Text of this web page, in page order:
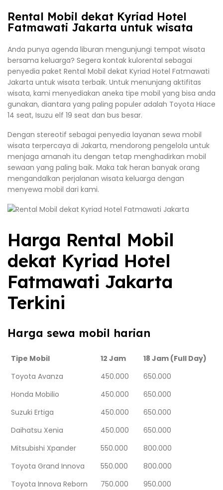
Rental Mobil dekat Kyriad Hotel
Fatmawati Jakarta untuk wisata
Anda punya agenda liburan mengunjungi tempat wisata
bersama keluarga? Segera kontak kulorental sebagai
penyedia paket Rental Mobil dekat Kyriad Hotel Fatmawati
Jakarta untuk wisata terbaik. Untuk menunjang aktifitas
wisata, kami menyediakan aneka tipe mobil yang bisa anda
gunakan, diantara yang paling populer adalah Toyota Hiace
14 seat, Isuzu elf 19 seat dan bus besar.
Dengan stereotif sebagai penyedia layanan sewa mobil
wisata terpercaya di Jakarta, mendorong pengelola untuk
menjaga amanah itu dengan tetap menghadirkan mobil
sewaan yang paling baik. Maka tak heran banyak orang
mengandalkan perjalanan wisata keluarga dengan
menyewa mobil dari kami.
Harga Rental Mobil
dekat Kyriad Hotel
Fatmawati Jakarta
Terkini
Harga sewa mobil harian
Tipe Mobil 12 Jam
18 Jam (Full Day)
Toyota Avanza
450.000
650.000
Honda Mobilio
450.000
650.000
Suzuki Ertiga
450.000
650.000
Daihatsu Xenia
450.000
650.000
Mitsubishi Xpander
550.000
800.000
Toyota Grand Innova
550.000
800.000
Toyota Innova Reborn
750.000 950.000